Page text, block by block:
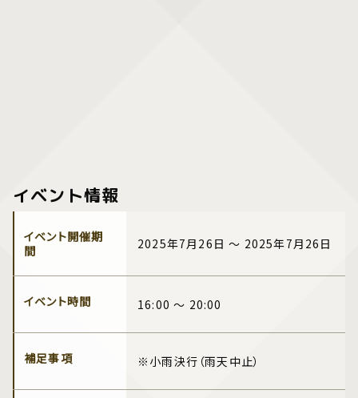
イベント情報
イベント開催期
間
2025年7月26日 ～ 2025年7月26日
イベント時間 16:00 ～ 20:00
補足事項 ※小雨決行（雨天中止）